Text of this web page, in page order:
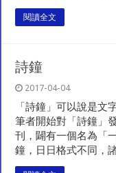
閱讀全文
詩鐘
2017-04-04
「詩鐘」可以說是文
筆者開始對「詩鐘」
刊，闢有一個名為「
鐘，日日格式不同，